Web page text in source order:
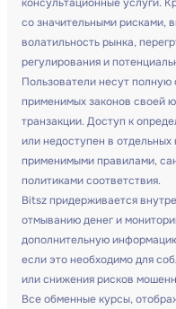
со значительными рисками,
волатильность рынка,
регулирования и
Пользователи несут полную
применимых законов своей
транзакции. Доступ к
или недоступен в
применимыми правилами,
политиками соответствия.
Bitsz придерживается
отмыванию денег и
дополнительную
если это необходимо для
или снижения рисков
Все обменные курсы,